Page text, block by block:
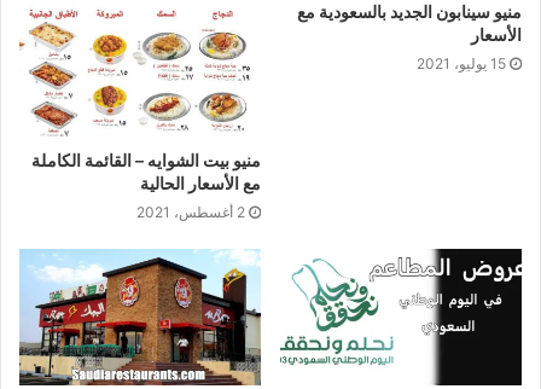
منيو سينابون الجديد بالسعودية مع
الأسعار
15 يوليو، 2021
منيو بيت الشوايه – القائمة الكاملة
مع الأسعار الحالية
2 أغسطس، 2021